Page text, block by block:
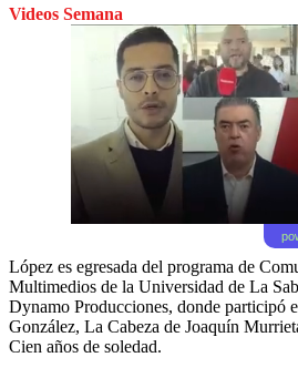
Videos Semana
López es egresada del programa de
Multimedios de la Universidad de La
Dynamo Producciones, donde participó
González, La Cabeza de Joaquín
Cien años de soledad.